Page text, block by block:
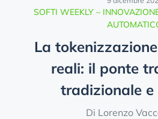
SOFTI WEEKLY –
La
reali: il ponte
tradizionale
Di Lorenzo